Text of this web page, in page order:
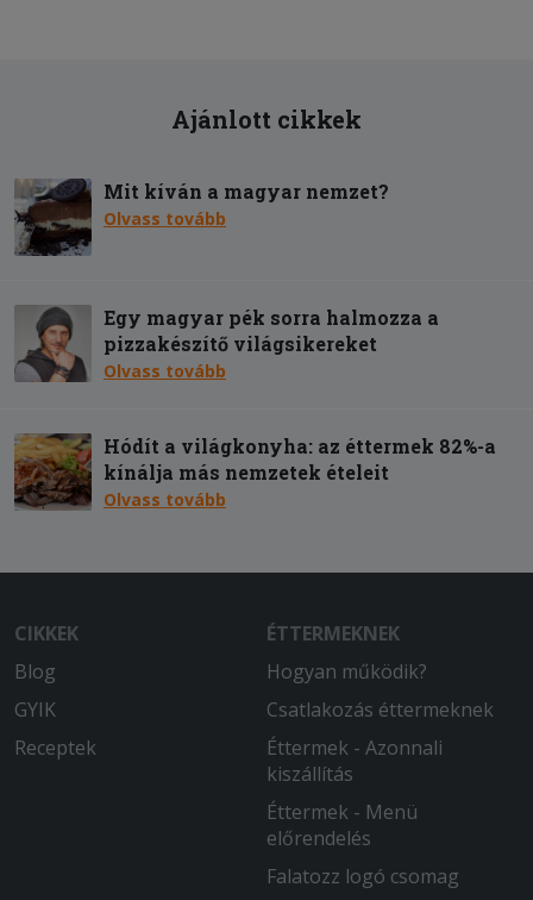
Ajánlott cikkek
Mit kíván a magyar nemzet?
Olvass tovább
Egy magyar pék sorra halmozza a
pizzakészítő világsikereket
Olvass tovább
Hódít a világkonyha: az éttermek 82%-a
kínálja más nemzetek ételeit
Olvass tovább
CIKKEK
Blog
GYIK
Receptek
ÉTTERMEKNEK
Hogyan működik?
Csatlakozás éttermeknek
Éttermek - Azonnali
kiszállítás
Éttermek - Menü
előrendelés
Falatozz logó csomag